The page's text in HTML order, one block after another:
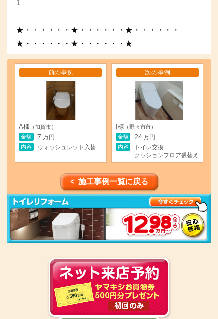
1
★・・・・・・★・・・・・・★・・・・・・
★・・・・・・★・・・・・・★
前の事例
A様 （加賀市）
金額
7 万円
内容
ウォッシュレット入替
次の事例
I様 （野々市市）
金額
24 万円
内容
トイレ交換
クッションフロア張替え
< 施工事例一覧に戻る